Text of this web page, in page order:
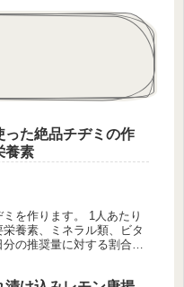
った絶品チヂミの作
養素
ます。 1人あたり
養素、ミネラル類、ビタ
の推奨量に対する割合も